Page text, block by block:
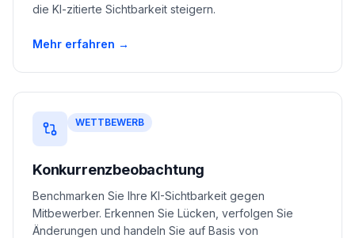
die KI-zitierte Sichtbarkeit steigern.
Mehr erfahren →
WETTBEWERB
Konkurrenzbeobachtung
Benchmarken Sie Ihre KI-Sichtbarkeit gegen
Mitbewerber. Erkennen Sie Lücken, verfolgen Sie
Änderungen und handeln Sie auf Basis von